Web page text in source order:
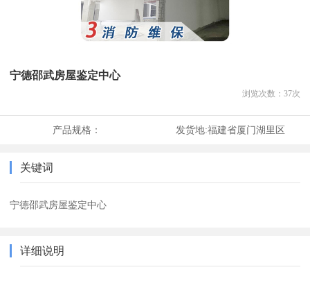
宁德邵武房屋鉴定中心
浏览次数： 37次
产品规格： 发货地:福建省厦门湖里区
关键词
宁德邵武房屋鉴定中心
详细说明